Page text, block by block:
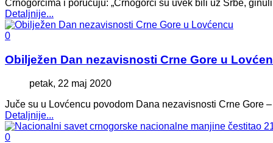
Crnogorcima i poručuju: „Crnogorci su uvek bili uz Srbe,
Detaljnije...
0
Obilježen Dan nezavisnosti Crne Gore u
petak, 22 maj 2020
Juče su u Lovćencu povodom Dana nezavisnosti Crne Gore
Detaljnije...
0